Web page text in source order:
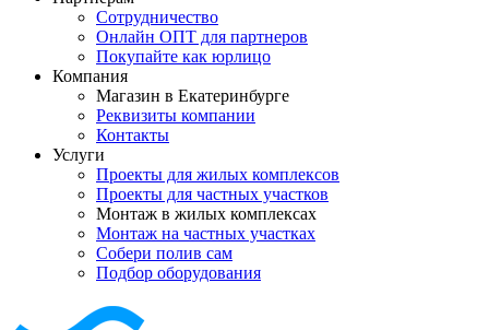
Сотрудничество
Онлайн ОПТ для партнеров
Покупайте как юрлицо
Компания
Магазин в Екатеринбурге
Реквизиты компании
Контакты
Услуги
Проекты для жилых комплексов
Проекты для частных участков
Монтаж в жилых комплексах
Монтаж на частных участках
Собери полив сам
Подбор оборудования